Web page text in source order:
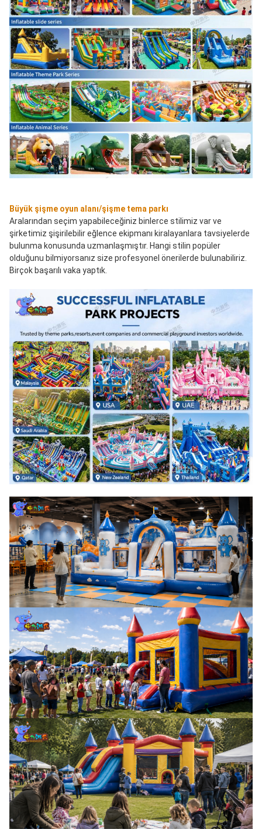
Büyük şişme oyun alanı/şişme tema parkı
Aralarından seçim yapabileceğiniz binlerce stilimiz var ve
şirketimiz şişirilebilir eğlence ekipmanı kiralayanlara tavsiyelerde
bulunma konusunda uzmanlaşmıştır. Hangi stilin popüler
olduğunu bilmiyorsanız size profesyonel önerilerde bulunabiliriz.
Birçok başarılı vaka yaptık.